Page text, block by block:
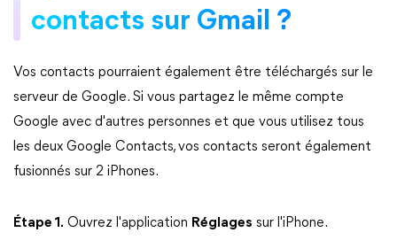
contacts sur Gmail ?
Vos contacts pourraient également être téléchargés sur le
serveur de Google. Si vous partagez le même compte
Google avec d'autres personnes et que vous utilisez tous
les deux Google Contacts, vos contacts seront également
fusionnés sur 2 iPhones.
Étape 1. Ouvrez l'application Réglages sur l'iPhone.